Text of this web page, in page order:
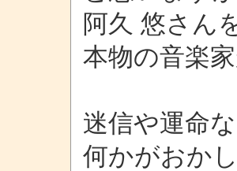
阿久 悠さん
本物の音楽
迷信や運命
何かがおか